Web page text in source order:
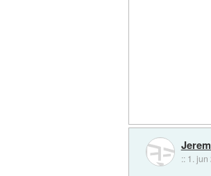
:: 1. jun